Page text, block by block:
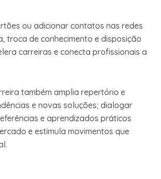
ou adicionar contatos nas redes
troca de conhecimento e disposição
carreiras e conecta profissionais a
também amplia repertório e
e novas soluções; dialogar
e aprendizados práticos
e estimula movimentos que